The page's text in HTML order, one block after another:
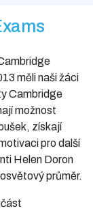
měli naši žáci
Cambridge
možnost
získají
pro další
Helen Doron
průměr.